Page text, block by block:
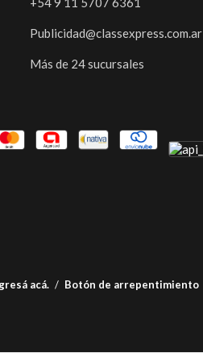
Publicidad@classexpress.com.ar
Más de 24 sucursales
acá. / Botón de arrepentimiento